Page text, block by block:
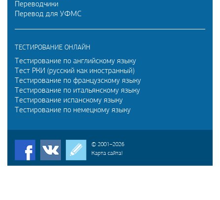
Переводчики
Перевод для УФМС
ТЕСТИРОВАНИЕ ОНЛАЙН
Тестирование по английскому языку
Тест РКИ (русский как иностранный)
Тестирование по французскому языку
Тестирование по итальянскому языку
Тестирование испанскому языку
Тестирование по немецкому языку
© 2001–2026
Карта сайта!